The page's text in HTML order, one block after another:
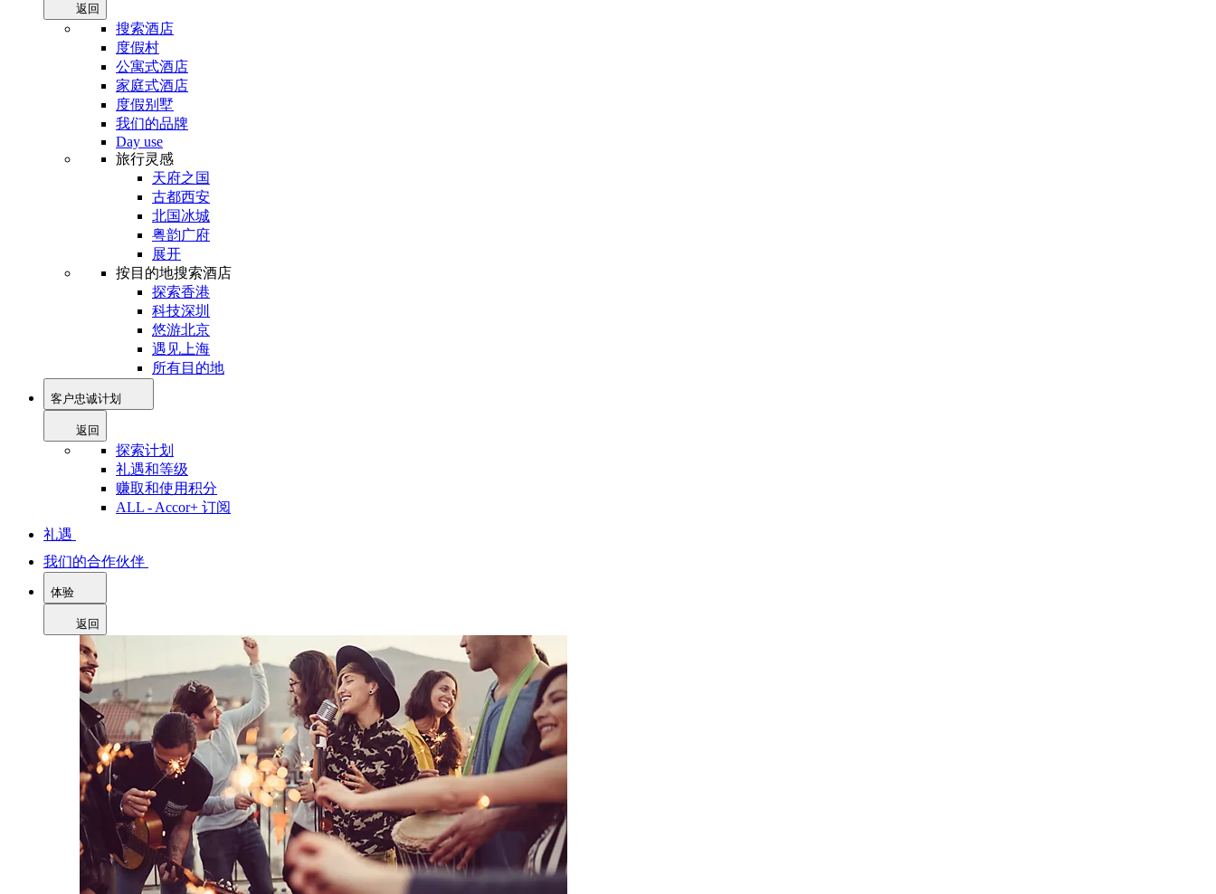
返回
搜索酒店
度假村
公寓式酒店
家庭式酒店
度假别墅
我们的品牌
Day use
旅行灵感
天府之国
古都西安
北国冰城
粤韵广府
展开
按目的地搜索酒店
探索香港
科技深圳
悠游北京
遇见上海
所有目的地
客户忠诚计划
返回
探索计划
礼遇和等级
赚取和使用积分
ALL - Accor+ 订阅
礼遇
我们的合作伙伴
体验
返回